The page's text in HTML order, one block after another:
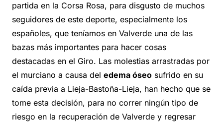
partida en la Corsa Rosa, para disgusto de muchos
seguidores de este deporte, especialmente los
españoles, que teníamos en Valverde una de las
bazas más importantes para hacer cosas
destacadas en el Giro. Las molestias arrastradas por
el murciano a causa del edema óseo sufrido en su
caída previa a Lieja-Bastoña-Lieja, han hecho que se
tome esta decisión, para no correr ningún tipo de
riesgo en la recuperación de Valverde y regresar